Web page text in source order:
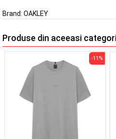
Brand: OAKLEY
Produse din aceeasi
-11%